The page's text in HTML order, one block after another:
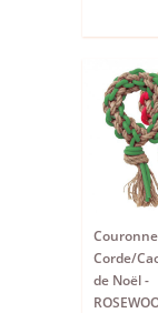
Couronne
Corde/
de Noël -